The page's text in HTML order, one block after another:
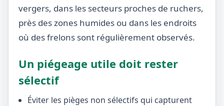
vergers, dans les secteurs proches de ruchers,
près des zones humides ou dans les endroits
où des frelons sont régulièrement observés.
Un piégeage utile doit rester
sélectif
Éviter les pièges non sélectifs qui capturent